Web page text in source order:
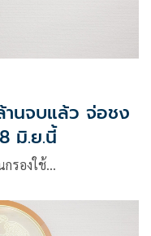
นจบแล้ว จ่อชง
มิ.ย.นี้
กรองใช้…